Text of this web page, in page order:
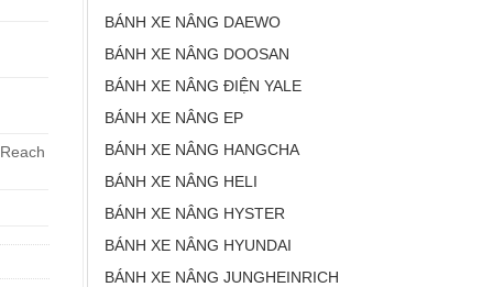
BÁNH XE NÂNG DAEWO
BÁNH XE NÂNG DOOSAN
BÁNH XE NÂNG ĐIỆN YALE
BÁNH XE NÂNG EP
BÁNH XE NÂNG HANGCHA
BÁNH XE NÂNG HELI
BÁNH XE NÂNG HYSTER
BÁNH XE NÂNG HYUNDAI
BÁNH XE NÂNG JUNGHEINRICH